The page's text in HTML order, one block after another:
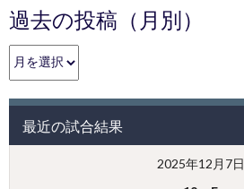
過去の投稿（月別）
過
去
投
（月
最近の試合結果
2025年12月7日